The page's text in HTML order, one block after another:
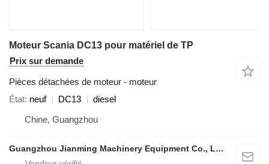
Moteur Scania DC13 pour matériel de TP
Prix sur demande
Pièces détachées de moteur - moteur
État neuf DC13
diesel
Chine, Guangzhou
Guangzhou Jianming Machinery Equipment Co., Ltd.